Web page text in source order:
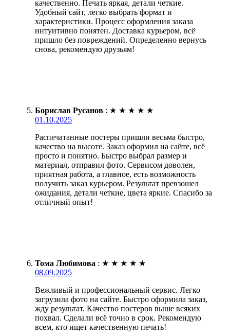
качественно. Печать яркая, детали четкие.
Удобный сайт, легко выбрать формат и
характеристики. Процесс оформления заказа
интуитивно понятен. Доставка курьером, всё
пришло без повреждений. Определенно вернусь
снова, рекомендую друзьям!
Борислав Русанов : ★ ★ ★ ★ ★
01.10.2025
Распечатанные постеры пришли весьма быстро,
качество на высоте. Заказ оформил на сайте, всё
просто и понятно. Быстро выбрал размер и
материал, отправил фото. Сервисом доволен,
приятная работа, а главное, есть возможность
получить заказ курьером. Результат превзошел
ожидания, детали четкие, цвета яркие. Спасибо за
отличный опыт!
Тома Любимова : ★ ★ ★ ★ ★
08.09.2025
Вежливый и профессиональный сервис. Легко
загрузила фото на сайте. Быстро оформила заказ,
жду результат. Качество постеров выше всяких
похвал. Сделали всё точно в срок. Рекомендую
всем, кто ищет качественную печать!